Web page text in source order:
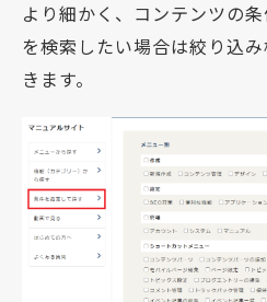
より細かく、コンテンツの
を検索したい場合は絞り込
きます。